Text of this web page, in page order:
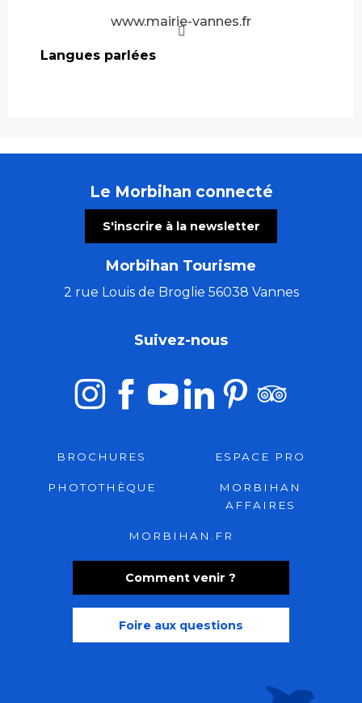
www.mairie-vannes.fr
Langues parlées
Langues parlées
Le Morbihan connecté
S'inscrire à la newsletter
Morbihan Tourisme
2 rue Louis de Broglie 56038 Vannes
Comment venir ?
Foire aux questions
Suivez-nous
BROCHURES ESPACE PRO
PHOTOTHÈQUE
MORBIHAN
AFFAIRES
MORBIHAN.FR